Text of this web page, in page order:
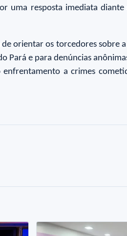
uma resposta imediata
orientar os torcedores sobre
Pará e para denúncias
enfrentamento a crimes